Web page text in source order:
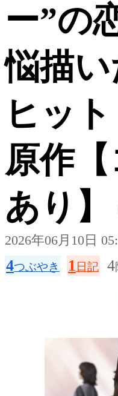
ー”の
悩描
ヒッ
原作
あり】
2026年06月10日
4つぶやき 1 日記 4